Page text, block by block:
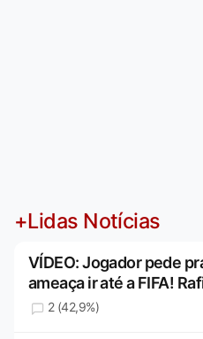
+Lidas Notícias
VÍDEO: Jogador pede
ameaça ir até a FIFA!
2 (42,9%)